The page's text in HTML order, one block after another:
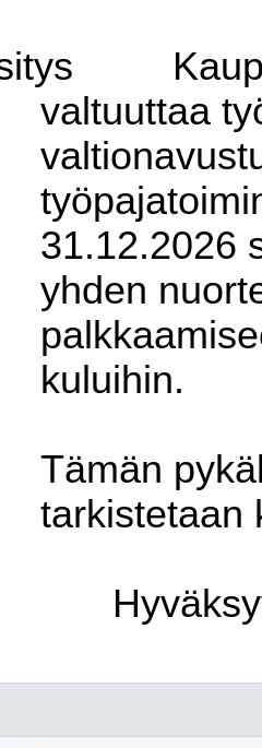
valtuuttaa
31.12.2026
yhden
kuluihin.
Tämän
tarkistetaan